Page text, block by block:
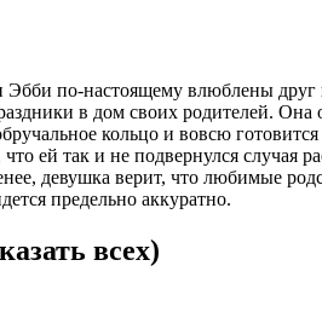
по-настоящему влюблены друг
в дом своих родителей.
кольцо и вовсю
ей так и не подвернулся случая
девушка верит, что любимые
предельно аккуратно.
всех)